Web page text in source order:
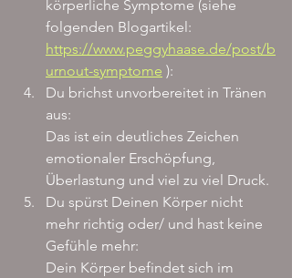
körperliche Symptome (siehe
folgenden Blogartikel:
https://www.peggyhaase.de/post/b
urnout-symptome ):
Du brichst unvorbereitet in Tränen
aus:
Das ist ein deutliches Zeichen
emotionaler Erschöpfung,
Überlastung und viel zu viel Druck.
Du spürst Deinen Körper nicht
mehr richtig oder/ und hast keine
Gefühle mehr:
Dein Körper befindet sich im